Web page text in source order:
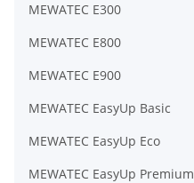
MEWATEC E300
MEWATEC E800
MEWATEC E900
MEWATEC EasyUp Basic
MEWATEC EasyUp Eco
MEWATEC EasyUp Premium